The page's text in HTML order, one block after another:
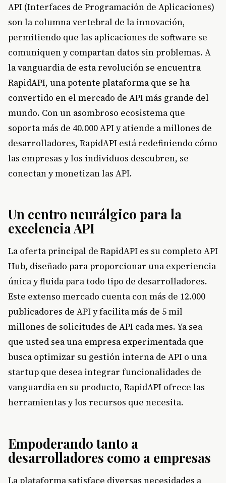
API (Interfaces de Programación de Aplicaciones)
son la columna vertebral de la innovación,
permitiendo que las aplicaciones de software se
comuniquen y compartan datos sin problemas. A
la vanguardia de esta revolución se encuentra
RapidAPI, una potente plataforma que se ha
convertido en el mercado de API más grande del
mundo. Con un asombroso ecosistema que
soporta más de 40.000 API y atiende a millones de
desarrolladores, RapidAPI está redefiniendo cómo
las empresas y los individuos descubren, se
conectan y monetizan las API.
Un centro neurálgico para la
excelencia API
La oferta principal de RapidAPI es su completo API
Hub, diseñado para proporcionar una experiencia
única y fluida para todo tipo de desarrolladores.
Este extenso mercado cuenta con más de 12.000
publicadores de API y facilita más de 5 mil
millones de solicitudes de API cada mes. Ya sea
que usted sea una empresa experimentada que
busca optimizar su gestión interna de API o una
startup que desea integrar funcionalidades de
vanguardia en su producto, RapidAPI ofrece las
herramientas y los recursos que necesita.
Empoderando tanto a
desarrolladores como a empresas
La plataforma satisface diversas necesidades a